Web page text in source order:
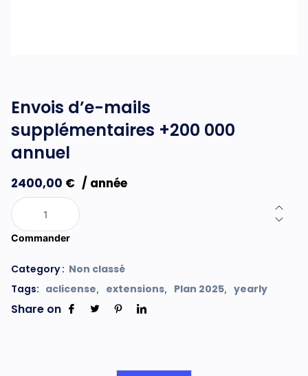
Envois d’e-mails
supplémentaires +200 000
annuel
2400,00 € / année
Commander
Category : Non classé
Tags: aclicense, extensions, Plan 2025, yearly
Share on